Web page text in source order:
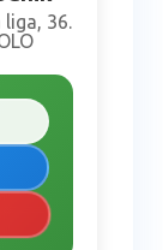
36.